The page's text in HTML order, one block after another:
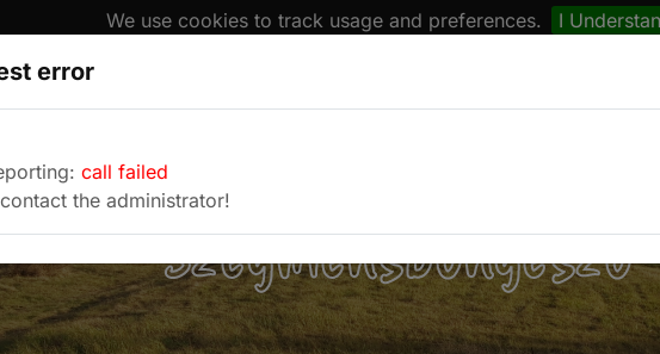
We use cookies to track usage and preferences. I
Túranaptár
Szegmensböngésző
error
call failed
the administrator!